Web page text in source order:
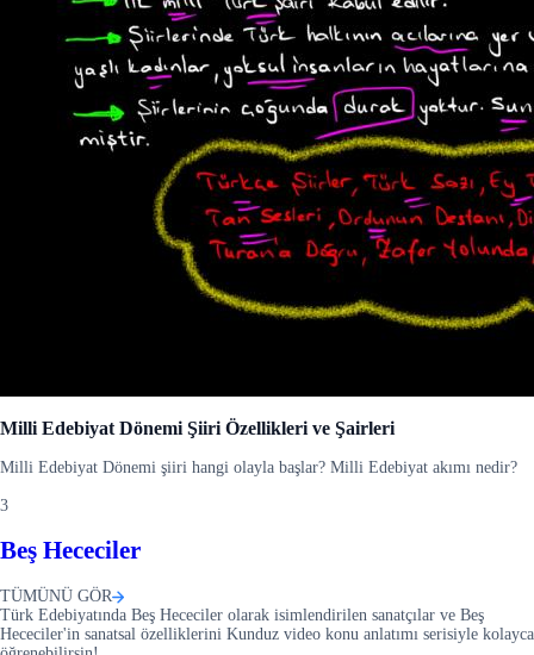
Milli Edebiyat Dönemi Şiiri Özellikleri ve Şairleri
Milli Edebiyat Dönemi şiiri hangi olayla başlar? Milli Edebiyat akımı nedir?
3
Beş Hececiler
TÜMÜNÜ GÖR
Türk Edebiyatında Beş Hececiler olarak isimlendirilen sanatçılar ve Beş
Hececiler'in sanatsal özelliklerini Kunduz video konu anlatımı serisiyle kolayca